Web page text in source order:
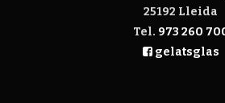
25192 Lleida
Tel. 973 260
gelatsglas